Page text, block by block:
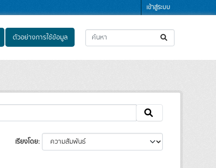
เข้าสู่ระบบ
ตัวอย่างการใช้ข้อมูล
เรียงโดย